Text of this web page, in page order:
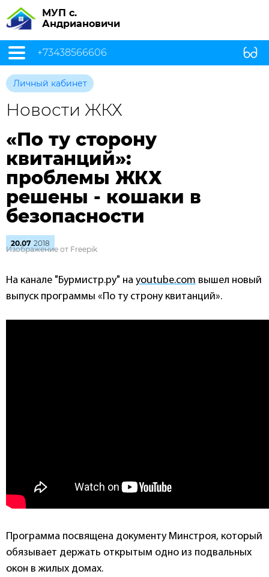
МУП с.
Андриановичи
+73438566606
Личный кабинет
Новости ЖКХ
«По ту сторону
квитанций»:
проблемы ЖКХ
решены - кошаки в
безопасности
20.07 2018
Изображение от Freepik
На канале "Бурмистр.ру" на youtube.com вышел новый
выпуск программы «По ту строну квитанций».
Программа посвящена документу Минстроя, который
обязывает держать открытым одно из подвальных
окон в жилых домах.